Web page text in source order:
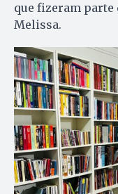
que fizeram parte
Melissa.